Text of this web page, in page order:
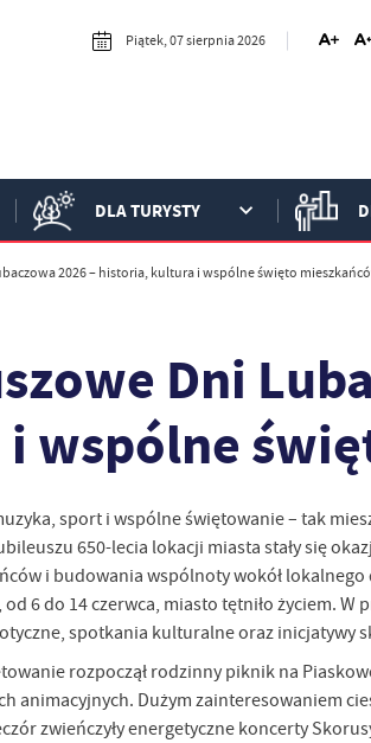
Piątek, 07 sierpnia 2026
DLA TURYSTY
2026 – historia, kultura i wspólne święto
Dni
wspólne
sport i wspólne świętowanie – tak
650-lecia lokacji miasta stały się
i budowania wspólnoty wokół lokalnego
6 do 14 czerwca, miasto tętniło życiem.
spotkania kulturalne oraz inicjatywy
rozpoczął rodzinny piknik na
animacyjnych. Dużym zainteresowaniem
zwieńczyły energetyczne koncerty